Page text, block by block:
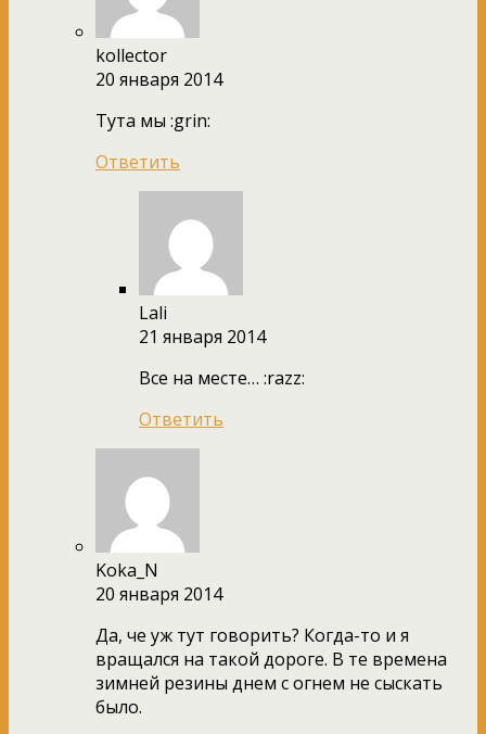
kollector
20 января 2014
Тута мы :grin:
Ответить
Lali
21 января 2014
Все на месте… :razz:
Ответить
Koka_N
20 января 2014
Да, че уж тут говорить? Когда-то и я
вращался на такой дороге. В те времена
зимней резины днем с огнем не сыскать
было.